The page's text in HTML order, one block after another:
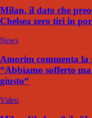
Milan, il dato che
Chelsea zero tiri in
News
Amorim commenta la
“Abbiamo sofferto
giusto“
Video